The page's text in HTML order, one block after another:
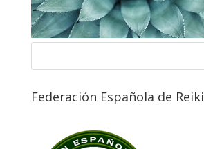
Federación Española de Reiki